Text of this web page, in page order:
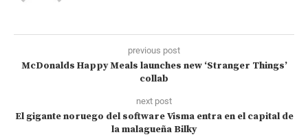
previous post
McDonalds Happy Meals launches new ‘Stranger Things’
collab
next post
El gigante noruego del software Visma entra en el capital de
la malagueña Bilky